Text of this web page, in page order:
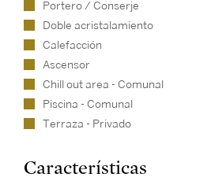
Portero / Conserje
Doble acristalamiento
Calefacción
Ascensor
Chill out area - Comunal
Piscina - Comunal
Terraza - Privado
Características